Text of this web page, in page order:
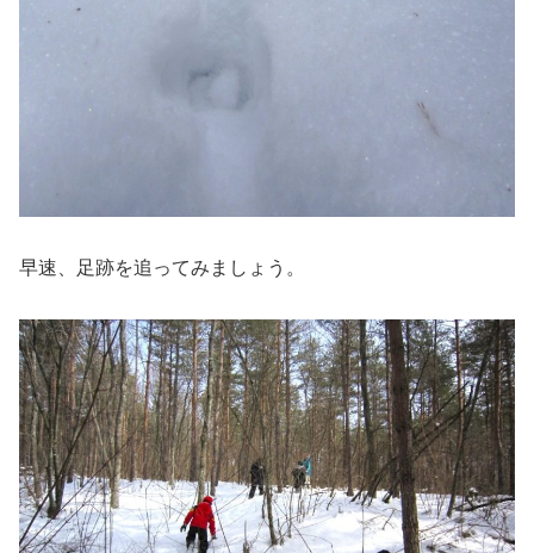
早速、足跡を追ってみましょう。